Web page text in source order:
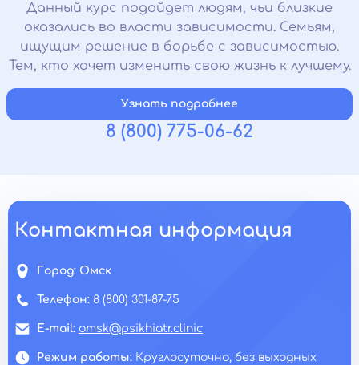
Данный курс подойдет людям, чьи близкие
оказались во власти зависимости. Семьям,
ищущим решение в борьбе с зависимостью.
Тем, кто хочет изменить свою жизнь к лучшему.
Узнать подробнее
8 (800) 775-06-62
Контактная информация
Город: Омск
Телефон: 8 (800) 301-87-75
E-mail: omsk@psikhiatr.clinic
Режим работы: Круглосуточно, без выходных